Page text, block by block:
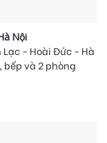
Nội
- Hoài Đức - Hà
bếp và 2 phòng